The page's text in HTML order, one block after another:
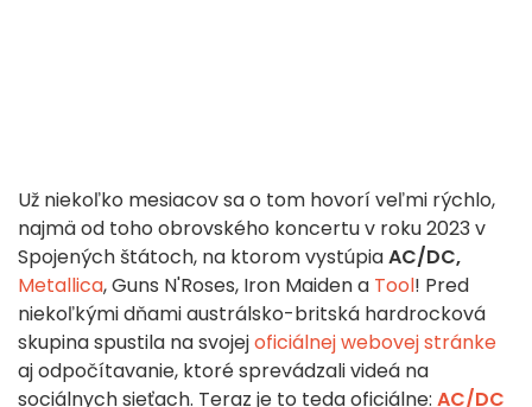
Už niekoľko mesiacov sa o tom hovorí veľmi rýchlo,
najmä od toho obrovského koncertu v roku 2023 v
Spojených štátoch, na ktorom vystúpiaAC/DC,
Metallica, Guns N'Roses, Iron Maiden a Tool! Pred
niekoľkými dňami austrálsko-britská hardrocková
skupina spustila na svojejoficiálnej webovej stránke
aj odpočítavanie, ktoré sprevádzali videá na
sociálnych sieťach. Teraz je to teda oficiálne: AC/DC